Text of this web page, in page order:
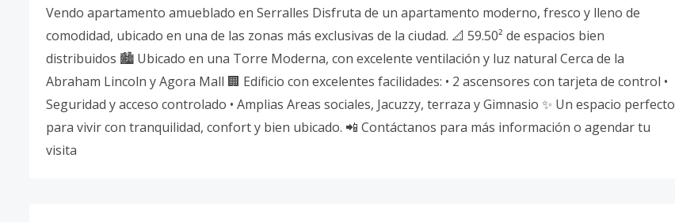
Vendo apartamento amueblado en Serralles Disfruta de un apartamento moderno, fresco y lleno de
comodidad, ubicado en una de las zonas más exclusivas de la ciudad. 📐 59.50² de espacios bien
distribuidos 🏙️ Ubicado en una Torre Moderna, con excelente ventilación y luz natural Cerca de la
Abraham Lincoln y Agora Mall 🏢 Edificio con excelentes facilidades: • 2 ascensores con tarjeta de control •
Seguridad y acceso controlado • Amplias Areas sociales, Jacuzzy, terraza y Gimnasio ✨ Un espacio perfecto
para vivir con tranquilidad, confort y bien ubicado. 📲 Contáctanos para más información o agendar tu
visita